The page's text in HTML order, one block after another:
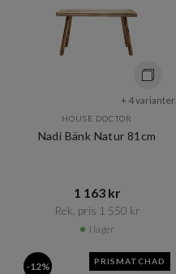
+ 4 varianter
HOUSE DOCTOR
Nadi Bänk Natur 81cm
1 163 kr​​
Rek. pris 1 550 kr​​
I lager
-12% PRISMATCHAD